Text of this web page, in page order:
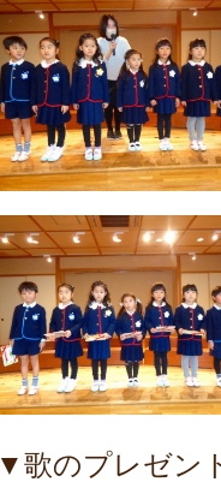
▼歌のプレゼン